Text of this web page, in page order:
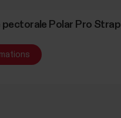
pectorale Polar Pro Strap